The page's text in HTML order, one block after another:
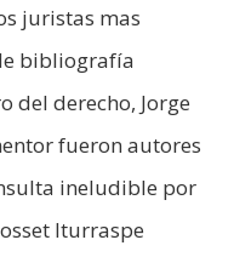
juristas mas
bibliografía
del derecho, Jorge
fueron autores
ineludible por
Iturraspe